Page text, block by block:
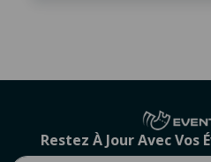
Restez À Jour Avec